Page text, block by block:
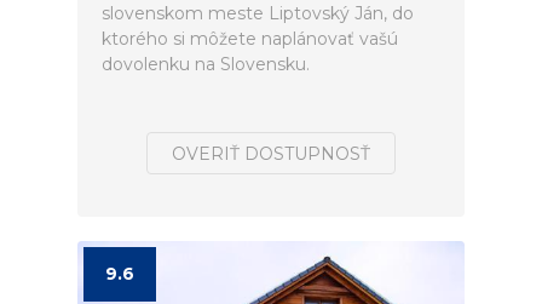
slovenskom meste Liptovský Ján, do
ktorého si môžete naplánovať vašú
dovolenku na Slovensku.
OVERIŤ DOSTUPNOSŤ
9.6